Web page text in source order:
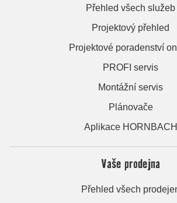
Přehled všech služeb
Projektový přehled
Projektové poradenství
PROFI servis
Montážní servis
Plánovače
Aplikace HORNBACH
Vaše prodejna
Přehled všech